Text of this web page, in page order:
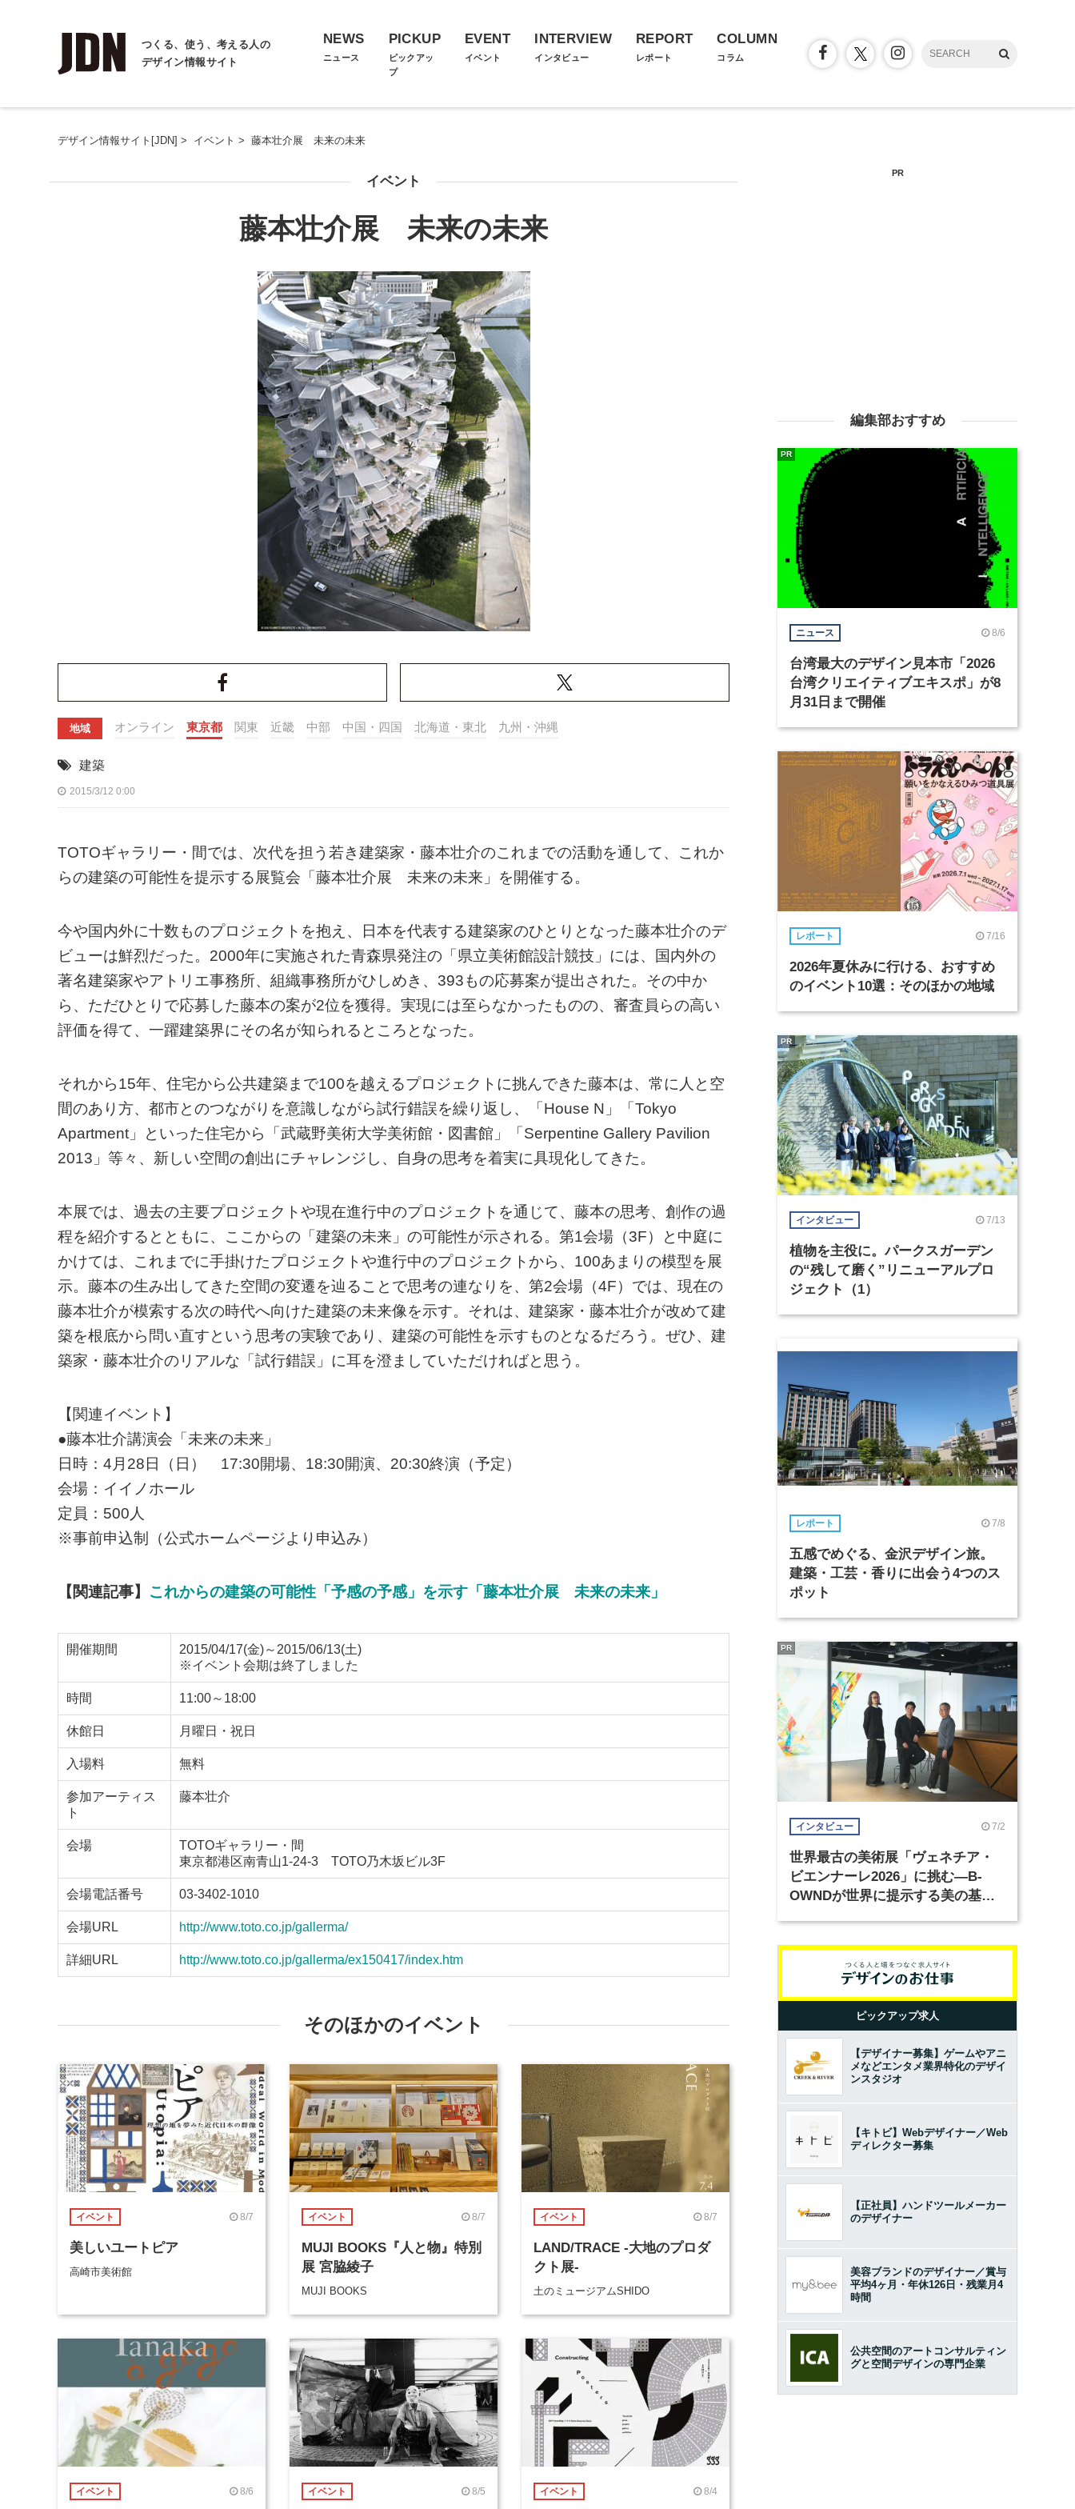
つくる、使う、考える人の
デザイン情報サイト
NEWS
ニュース
PICKUP
ピックアッ
プ
EVENT
イベント
INTERVIEW
インタビュー
REPORT
レポート
COLUMN
コラム
デザイン情報サイト[JDN] > イベント > 藤本壮介展 未来の未来
イベント
藤本壮介展 未来の未来
地域 オンライン 東京都 関東 近畿 中部 中国・四国 北海道・東北 九州・沖縄
建築
2015/3/12 0:00
TOTOギャラリー・間では、次代を担う若き建築家・藤本壮介のこれまでの活動を通して、これか
らの建築の可能性を提示する展覧会「藤本壮介展 未来の未来」を開催する。
今や国内外に十数ものプロジェクトを抱え、日本を代表する建築家のひとりとなった藤本壮介のデ
ビューは鮮烈だった。2000年に実施された青森県発注の「県立美術館設計競技」には、国内外の
著名建築家やアトリエ事務所、組織事務所がひしめき、393もの応募案が提出された。その中か
ら、ただひとりで応募した藤本の案が2位を獲得。実現には至らなかったものの、審査員らの高い
評価を得て、一躍建築界にその名が知られるところとなった。
それから15年、住宅から公共建築まで100を越えるプロジェクトに挑んできた藤本は、常に人と空
間のあり方、都市とのつながりを意識しながら試行錯誤を繰り返し、「House N」「Tokyo
Apartment」といった住宅から「武蔵野美術大学美術館・図書館」「Serpentine Gallery Pavilion
2013」等々、新しい空間の創出にチャレンジし、自身の思考を着実に具現化してきた。
本展では、過去の主要プロジェクトや現在進行中のプロジェクトを通じて、藤本の思考、創作の過
程を紹介するとともに、ここからの「建築の未来」の可能性が示される。第1会場（3F）と中庭に
かけては、これまでに手掛けたプロジェクトや進行中のプロジェクトから、100あまりの模型を展
示。藤本の生み出してきた空間の変遷を辿ることで思考の連なりを、第2会場（4F）では、現在の
藤本壮介が模索する次の時代へ向けた建築の未来像を示す。それは、建築家・藤本壮介が改めて建
築を根底から問い直すという思考の実験であり、建築の可能性を示すものとなるだろう。ぜひ、建
築家・藤本壮介のリアルな「試行錯誤」に耳を澄ましていただければと思う。
【関連イベント】
●藤本壮介講演会「未来の未来」
日時：4月28日（日） 17:30開場、18:30開演、20:30終演（予定）
会場：イイノホール
定員：500人
※事前申込制（公式ホームページより申込み）
【関連記事】 これからの建築の可能性「予感の予感」を示す「藤本壮介展 未来の未来」
開催期間
2015/04/17(金)～2015/06/13(土)
※イベント会期は終了しました
時間 11:00～18:00
休館日 月曜日・祝日
入場料 無料
参加アーティス
ト
藤本壮介
会場
TOTOギャラリー・間
東京都港区南青山1-24-3 TOTO乃木坂ビル3F
会場電話番号 03-3402-1010
会場URL http://www.toto.co.jp/gallerma/
詳細URL http://www.toto.co.jp/gallerma/ex150417/index.htm
そのほかのイベント
イベント 8/7
美しいユートピア
高崎市美術館
イベント 8/7
MUJI BOOKS『人と物』特別
展 宮脇綾子
MUJI BOOKS
イベント 8/7
LAND/TRACE -大地のプロダ
クト展-
土のミュージアムSHIDO
イベント 8/6 イベント 8/5 イベント 8/4
PR
編集部おすすめ
ニュース 8/6
台湾最大のデザイン見本市「2026
台湾クリエイティブエキスポ」が8
月31日まで開催
PR
レポート 7/16
2026年夏休みに行ける、おすすめ
のイベント10選：そのほかの地域
インタビュー 7/13
植物を主役に。パークスガーデン
の“残して磨く”リニューアルプロ
ジェクト（1）
PR
レポート 7/8
五感でめぐる、金沢デザイン旅。
建築・工芸・香りに出会う4つのス
ポット
インタビュー 7/2
世界最古の美術展「ヴェネチア・
ビエンナーレ2026」に挑む―B-
OWNDが世界に提示する美の基準
PR
ピックアップ求人
【デザイナー募集】ゲームやアニ
メなどエンタメ業界特化のデザイ
ンスタジオ
【キトビ】Webデザイナー／Web
ディレクター募集
【正社員】ハンドツールメーカー
のデザイナー
美容ブランドのデザイナー／賞与
平均4ヶ月・年休126日・残業月4
時間
公共空間のアートコンサルティン
グと空間デザインの専門企業